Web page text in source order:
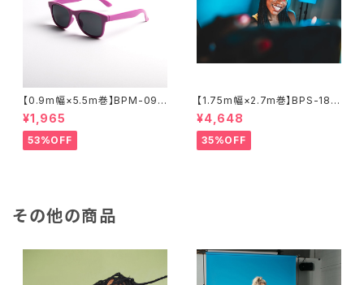
【0.9m幅×5.5m巻】BPM-095
5 全17色 スーペリア背景紙
¥1,965
53%OFF
【1.75m幅×2.7m巻】BPS-180
0 廃番色 スーペリア背景紙
¥4,648
35%OFF
その他の商品